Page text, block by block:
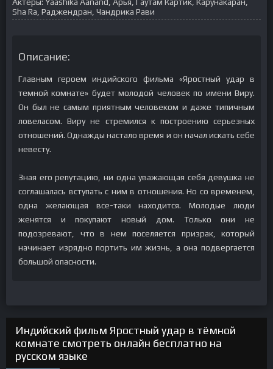
Sha Ra, Раджендран, Чандрика Рави
Описание:
Главным героем индийского фильма «Яростный удар в
темной комнате» будет молодой человек по имени Виру.
Он был не самым приятным человеком и даже типичным
ловеласом. Виру не стремился к построению серьезных
отношений. Однажды настало время и он начал искать себе
невесту.
Зная его репутацию, ни одна уважающая себя девушка не
соглашалась вступать с ним в отношения. Но со временем,
одна желающая все-таки находится. Молодые люди
женятся и покупают новый дом. Только они не
подозревают, что в нем поселяется призрак, который
начинает изрядно портить им жизнь, а она подвергается
большой опасности.
Индийский фильм Яростный удар в тёмной
комнате смотреть онлайн бесплатно на
русском языке